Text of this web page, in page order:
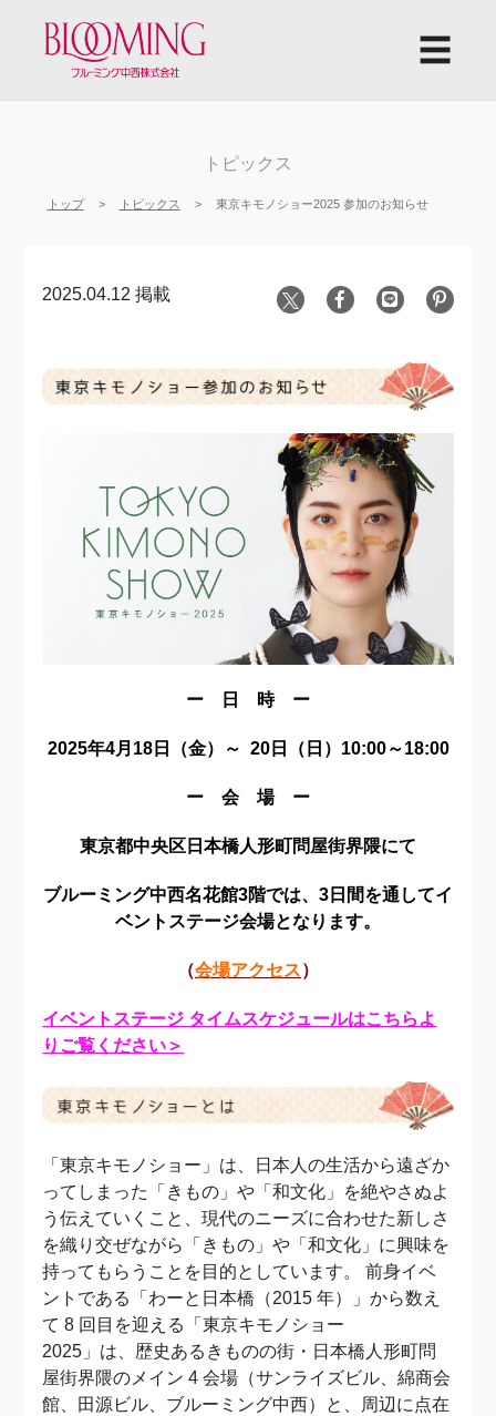
☰
トピックス
トップ トピックス 東京キモノショー2025 参加のお知らせ
2025.04.12 掲載
ー 日 時 ー
2025年4月18日（金）～ 20日（日）10:00～18:00
ー 会 場 ー
東京都中央区日本橋人形町問屋街界隈にて
ブルーミング中西名花館3階では、3日間を通してイ
ベントステージ会場となります。
（会場アクセス）
イベントステージ タイムスケジュールはこちらよ
りご覧ください＞
「東京キモノショー」は、日本人の生活から遠ざか
ってしまった「きもの」や「和文化」を絶やさぬよ
う伝えていくこと、現代のニーズに合わせた新しさ
を織り交ぜながら「きもの」や「和文化」に興味を
持ってもらうことを目的としています。 前身イベ
ントである「わーと日本橋（2015 年）」から数え
て 8 回目を迎える「東京キモノショー
2025」は、歴史あるきものの街・日本橋人形町問
屋街界隈のメイン 4 会場（サンライズビル、綿商会
館、田源ビル、ブルーミング中西）と、周辺に点在